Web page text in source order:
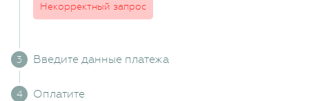
Некорректный запрос
Введите данные платежа
Оплатите